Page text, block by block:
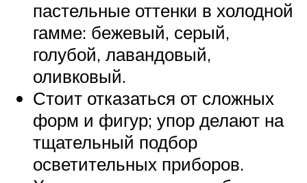
пастельные оттенки в холодной
гамме: бежевый, серый,
голубой, лавандовый,
оливковый.
Стоит отказаться от сложных
форм и фигур; упор делают на
тщательный подбор
осветительных приборов.